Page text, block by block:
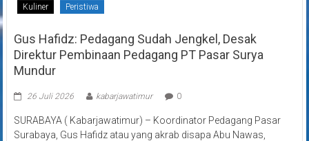
Kuliner Peristiwa
Gus Hafidz: Pedagang Sudah Jengkel, Desak
Direktur Pembinaan Pedagang PT Pasar Surya
Mundur
26 Juli 2026 kabarjawatimur 0
SURABAYA ( Kabarjawatimur) – Koordinator Pedagang Pasar
Surabaya, Gus Hafidz atau yang akrab disapa Abu Nawas,